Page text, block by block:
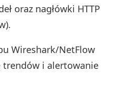
oraz nagłówki HTTP
Wireshark/NetFlow
trendów i alertowanie